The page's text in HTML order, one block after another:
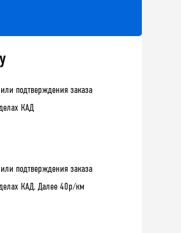
подтверждения заказа
КАД
подтверждения заказа
КАД. Далее 40р/км